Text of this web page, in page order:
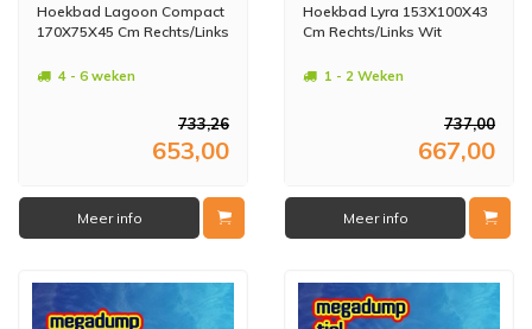
Hoekbad Lagoon Compact
170X75X45 Cm Rechts/Links
4 - 6 weken
733,26
653,00
Meer info
Hoekbad Lyra 153X100X43
Cm Rechts/Links Wit
1 - 2 Weken
737,00
667,00
Meer info